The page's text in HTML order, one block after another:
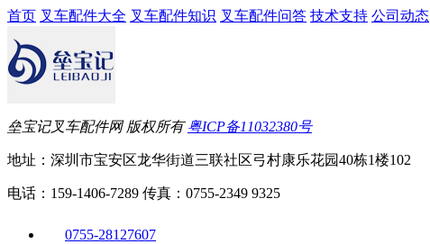
首页 叉车配件大全 叉车配件知识 叉车配件问答 技术支持 公司动态
垒宝记叉车配件网 版权所有粤ICP备11032380号
地址：深圳市宝安区龙华街道三联社区弓村康乐花园40栋1楼102
电话：159-1406-7289 传真：0755-2349 9325
0755-28127607